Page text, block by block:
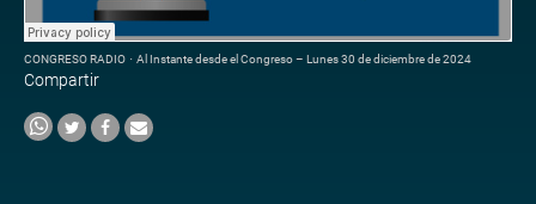
CONGRESO RADIO · Al Instante desde el Congreso – Lunes 30 de diciembre de 2024
Compartir